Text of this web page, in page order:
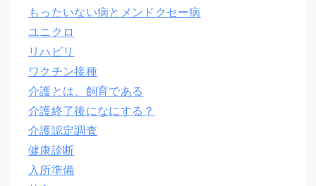
もったいない病とメンドクセー病
ユニクロ
リハビリ
ワクチン接種
介護とは、飼育である
介護終了後になにする？
介護認定調査
健康診断
入所準備